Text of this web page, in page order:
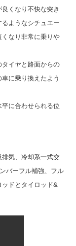
くなり不快な突き
ようなシチュエー
なり非常に乗りや
イヤと路面からの
に乗り換えたよう
に合わせられる位
気、冷却系一式交
バーフル補強、フル
ッドとタイロッド&